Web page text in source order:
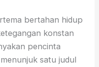
bertahan hidup
konstan
pencinta
satu judul